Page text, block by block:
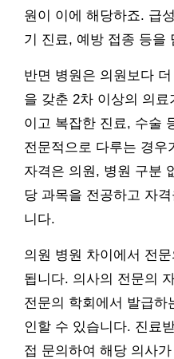
원이 이에 해당하죠. 급
기 진료, 예방 접종 등을
반면 병원은 의원보다
을 갖춘 2차 이상의 의
이고 복잡한 진료, 수술
전문적으로 다루는 경우
자격은 의원, 병원 구분
당 과목을 전공하고 자
니다.
의원 병원 차이에서 전
됩니다. 의사의 전문의
전문의 학회에서 발급
인할 수 있습니다. 진료
접 문의하여 해당 의사